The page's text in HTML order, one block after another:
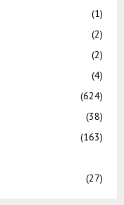
(1)
(2)
(2)
(4)
(624)
(38)
(163)
(27)